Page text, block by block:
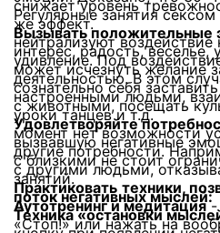
снижает уровень
Регулярные занятия
же эффект.
Вызывать положительные
нейтрализуют воздействие
интерес, радость, веселье,
удивление. Под
может исчезнуть желание
деятельностью. В этом
сознательно себя
настроенными людьми,
с животными, посещать
уроки танцев и т.д.
Удовлетворяйте
момент нет возможности
вызвавшую негативные
другие потребности.
с близкими не стоит
с другими людьми,
занятий.
Практиковать техники,
поток негативных мыслей:
Аутотренинг и медитация-
Техника «остановки
«Стоп!» или нажать на